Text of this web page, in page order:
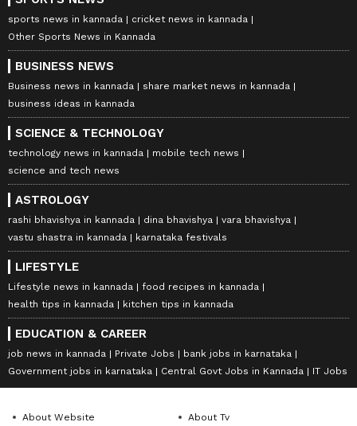
sports news in kannada
cricket news in kannada
Other Sports News in Kannada
BUSINESS NEWS
Business news in kannada
share market news in kannada
business ideas in kannada
SCIENCE & TECHNOLOGY
technology news in kannada
mobile tech news
science and tech news
ASTROLOGY
rashi bhavishya in kannada dina bhavishya
vara bhavishya
vastu shastra in kannada
karnataka festivals
LIFESTYLE
Lifestyle news in kannada
food recipes in kannada
health tips in kannada
kitchen tips in kannada
EDUCATION & CAREER
job news in kannada Private Jobs
bank jobs in karnataka
Government jobs in karnataka
Central Govt Jobs in Kannada IT Jobs
About Website About Tv